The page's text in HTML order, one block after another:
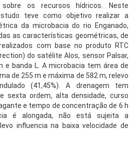
os recursos hídricos. Neste
teve como objetivo realizar a
da microbacia do rio Enganado,
as características geométricas, de
com base no produto RTC
do satélite Alos, sensor Palsar,
e banda L. A microbacia tem área de
de 255 m e máxima de 582 m, relevo
(41,45%). A drenagem tem
sexta ordem, alta densidade, curso
e tempo de concentração de 6 h
é alongada, não está sujeita a
influencia na baixa velocidade de